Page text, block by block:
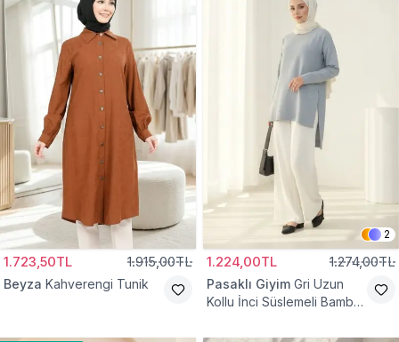
1.723,50TL 1.915,00TL
Beyza Kahverengi Tunik
2
1.224,00TL 1.274,00TL
Pasaklı Giyim Gri Uzun
Kollu İnci Süslemeli Bambu